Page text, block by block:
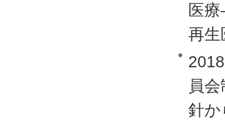
医
再生
員
針か